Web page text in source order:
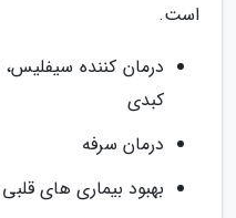
است.
درمان کننده
کبدی
درمان سرفه
بهبود بیماری های قلبی